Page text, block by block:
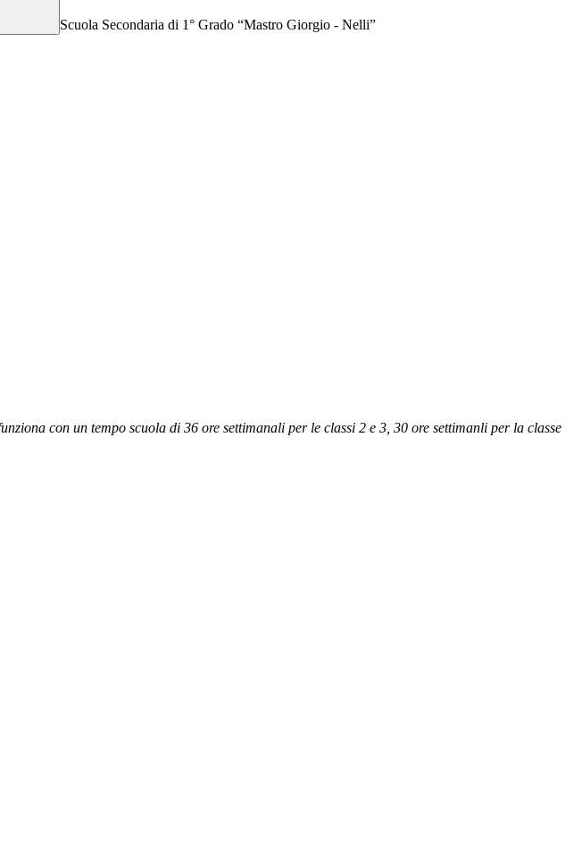
Scuola Secondaria di 1° Grado “Mastro Giorgio - Nelli”
con un tempo scuola di 36 ore settimanali per le classi 2 e 3, 30 ore settimanli per la classe